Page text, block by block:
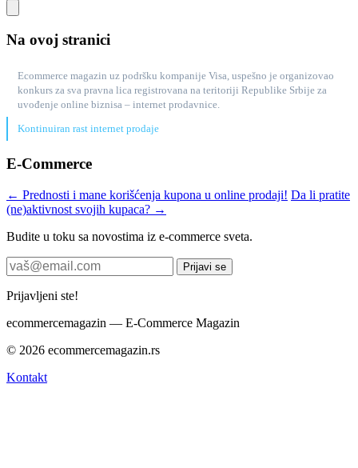
Na ovoj stranici
Ecommerce magazin uz podršku kompanije Visa, uspešno je organizovao
konkurs za sva pravna lica registrovana na teritoriji Republike Srbije za
uvođenje online biznisa – internet prodavnice.
Kontinuiran rast internet prodaje
E-Commerce
← Prednosti i mane korišćenja kupona u online prodaji! Da li pratite
(ne)aktivnost svojih kupaca? →
Budite u toku sa novostima iz e-commerce sveta.
Prijavi se
Prijavljeni ste!
ecommercemagazin — E-Commerce Magazin
© 2026 ecommercemagazin.rs
Kontakt